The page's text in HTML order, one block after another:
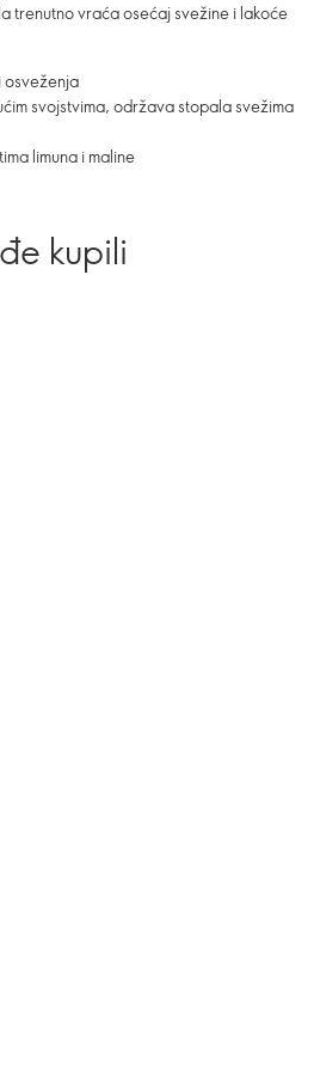
trenutno vraća osećaj svežine i lakoće
osveženja
svojstvima, održava stopala svežima
limuna i maline
kupili